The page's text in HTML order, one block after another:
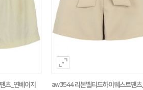
츠_연베이지
aw3544 리본벨티드하이웨스트팬츠_